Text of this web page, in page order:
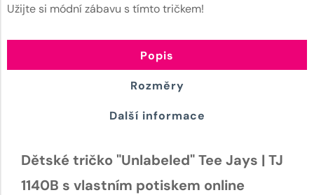
Užijte si módní zábavu s tímto tričkem!
Popis
Rozměry
Další informace
Dětské tričko "Unlabeled" Tee Jays | TJ
1140B s vlastním potiskem online